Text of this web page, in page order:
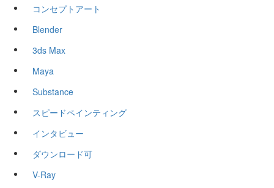
コンセプトアート
Blender
3ds Max
Maya
Substance
スピードペインティング
インタビュー
ダウンロード可
V-Ray